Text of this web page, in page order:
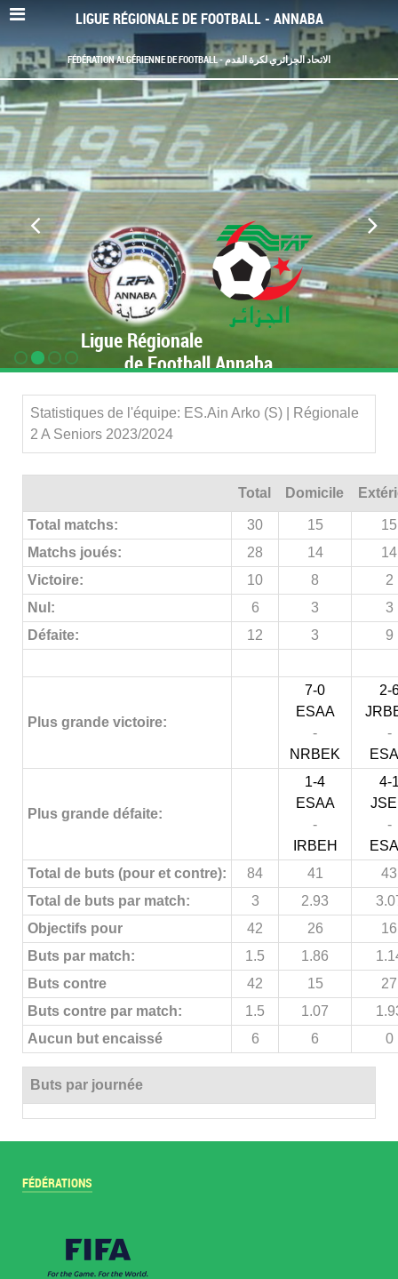
LIGUE RÉGIONALE DE FOOTBALL - ANNABA
FÉDÉRATION ALGÉRIENNE DE FOOTBALL - الاتحاد الجزائري لكرة القدم
Ligue Régionale
de Football Annaba
Statistiques de l'équipe: ES.Ain Arko (S) | Régionale
2 A Seniors 2023/2024
Total Domicile
Total matchs: 30 15
15
Matchs joués:
28 14
14
Victoire:
10 8
2
Nul:
6 3
3
Défaite:
12 3 9
Plus grande victoire:
7-0
ESAA
-
NRBEK
2-
-
Plus grande défaite:
1-4
ESAA
-
IRBEH
4-
-
Total de buts (pour et contre):
84 41
43
Total de buts par match:
3 2.93
Objectifs pour
42 26
16
Buts par match:
1.5 1.86
Buts contre
42 15
27
Buts contre par match:
1.5 1.07
Aucun but encaissé
6 6 0
Buts par journée
FÉDÉRATIONS